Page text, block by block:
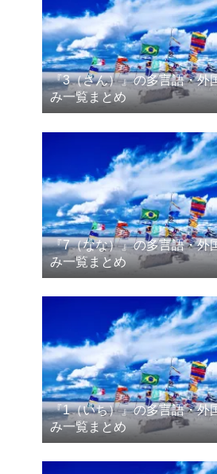
『3（さん）』の多言語・外
み一覧まとめ
『7（なな）』の多言語・外
み一覧まとめ
『1（いち）』の多言語・外
み一覧まとめ